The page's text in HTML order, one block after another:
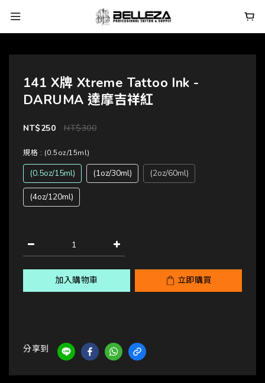
141 X牌 Xtreme Tattoo Ink -
DARUMA 達摩吉祥紅
NT$300
NT$250
規格 : (0.5oz/15ml)
(0.5oz/15ml) (1oz/30ml) (2oz/60ml)
(4oz/120ml)
加入購物車 立即購買
分享到